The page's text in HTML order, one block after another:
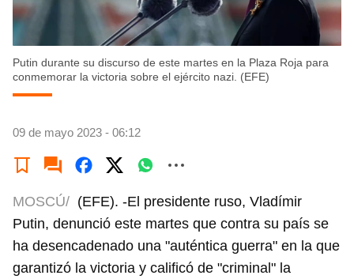
Putin durante su discurso de este martes en la Plaza Roja para
conmemorar la victoria sobre el ejército nazi. (EFE)
09 de mayo 2023 - 06:12
MOSCÚ/ (EFE). -El presidente ruso, Vladímir
Putin, denunció este martes que contra su país se
ha desencadenado una "auténtica guerra" en la que
garantizó la victoria y calificó de "criminal" la